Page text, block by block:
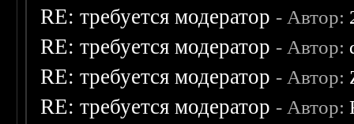
RE: требуется модератор - Автор:
RE: требуется модератор - Автор:
RE: требуется модератор - Автор:
RE: требуется модератор - Автор: